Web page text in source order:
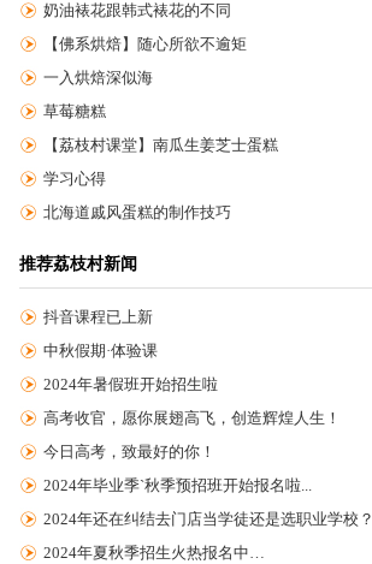
奶油裱花跟韩式裱花的不同
【佛系烘焙】随心所欲不逾矩
一入烘焙深似海
草莓糖糕
【荔枝村课堂】南瓜生姜芝士蛋糕
学习心得
北海道戚风蛋糕的制作技巧
推荐荔枝村新闻
抖音课程已上新
中秋假期·体验课
2024年暑假班开始招生啦
高考收官，愿你展翅高飞，创造辉煌人生！
今日高考，致最好的你！
2024年毕业季`秋季预招班开始报名啦...
2024年还在纠结去门店当学徒还是选职业学校？
2024年夏秋季招生火热报名中…